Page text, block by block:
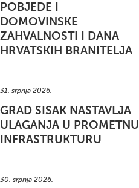
POBJEDE I
DOMOVINSKE
ZAHVALNOSTI I DANA
HRVATSKIH BRANITELJA
31. srpnja 2026.
GRAD SISAK NASTAVLJA
ULAGANJA U PROMETNU
INFRASTRUKTURU
30. srpnja 2026.